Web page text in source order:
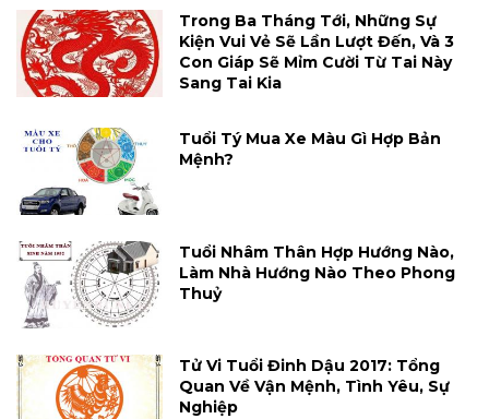
Trong Ba Tháng Tới, Những Sự
Kiện Vui Vẻ Sẽ Lần Lượt Đến, Và 3
Con Giáp Sẽ Mỉm Cười Từ Tai Này
Sang Tai Kia
Tuổi Tý Mua Xe Màu Gì Hợp Bản
Mệnh?
Tuổi Nhâm Thân Hợp Hướng Nào,
Làm Nhà Hướng Nào Theo Phong
Thuỷ
Tử Vi Tuổi Đinh Dậu 2017: Tổng
Quan Về Vận Mệnh, Tình Yêu, Sự
Nghiệp